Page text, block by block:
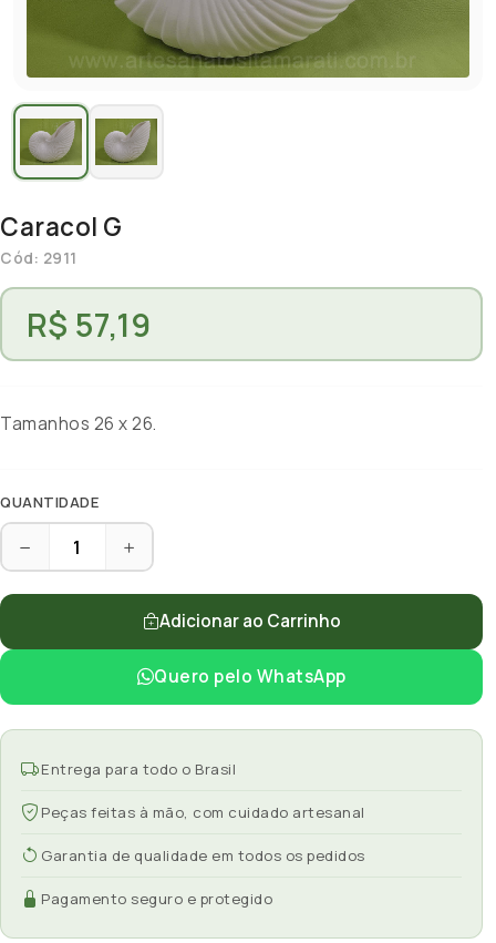
Caracol G
Cód: 2911
R$ 57,19
Tamanhos 26 x 26.
QUANTIDADE
Adicionar ao Carrinho
Quero pelo WhatsApp
Entrega para todo o Brasil
Peças feitas à mão, com cuidado artesanal
Garantia de qualidade em todos os pedidos
Pagamento seguro e protegido